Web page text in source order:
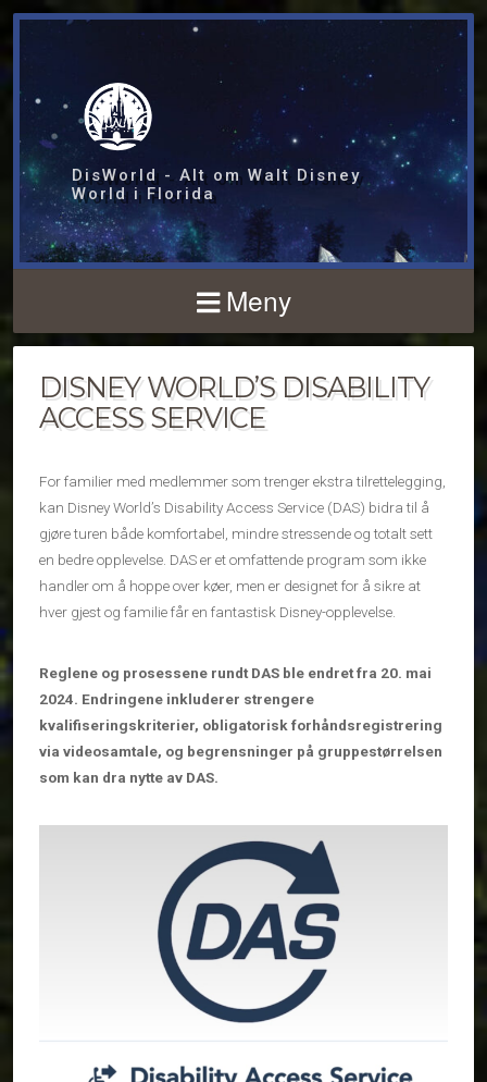
DisWorld - Alt om Walt Disney
World i Florida
Meny
DISNEY WORLD’S DISABILITY
ACCESS SERVICE
For familier med medlemmer som trenger ekstra tilrettelegging,
kan Disney World’s Disability Access Service (DAS) bidra til å
gjøre turen både komfortabel, mindre stressende og totalt sett
en bedre opplevelse. DAS er et omfattende program som ikke
handler om å hoppe over køer, men er designet for å sikre at
hver gjest og familie får en fantastisk Disney-opplevelse.
Reglene og prosessene rundt DAS ble endret fra 20. mai
2024. Endringene inkluderer strengere
kvalifiseringskriterier, obligatorisk forhåndsregistrering
via videosamtale, og begrensninger på gruppestørrelsen
som kan dra nytte av DAS.